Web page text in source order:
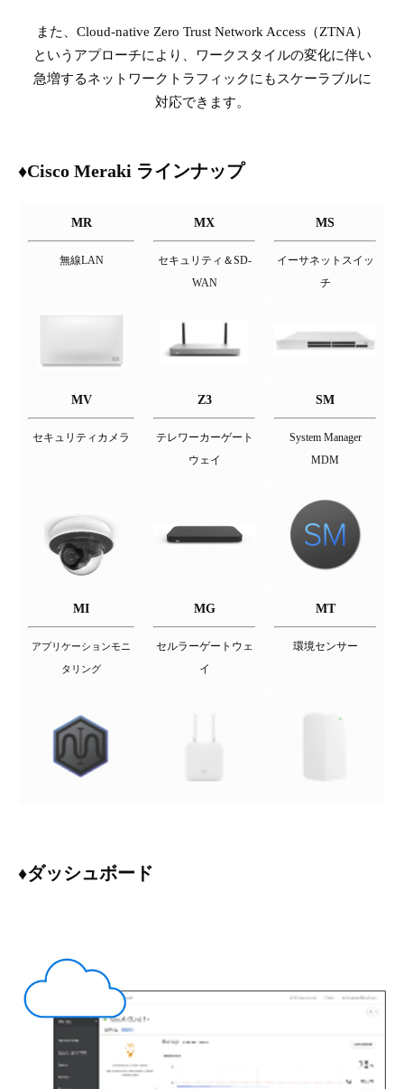
また、Cloud-native Zero Trust Network Access（ZTNA）
というアプローチにより、ワークスタイルの変化に伴い
急増するネットワークトラフィックにもスケーラブルに
対応できます。
♦Cisco Meraki ラインナップ
MR
無線LAN
MX
セキュリティ＆SD-
WAN
MS
イーサネットスイッ
チ
MV
セキュリティカメラ
Z3
テレワーカーゲート
ウェイ
SM
System Manager
MDM
MI
アプリケーションモニ
タリング
MG
セルラーゲートウェ
イ
MT
環境センサー
♦ダッシュボード